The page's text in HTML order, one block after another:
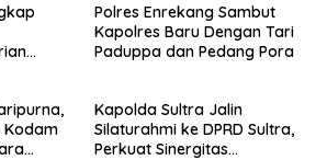
Polres Enrekang Sambut
Kapolres Baru Dengan Tari
Paduppa dan Pedang Pora
Kodam
Kapolda Sultra Jalin
Silaturahmi ke DPRD Sultra,
Perkuat Sinergitas